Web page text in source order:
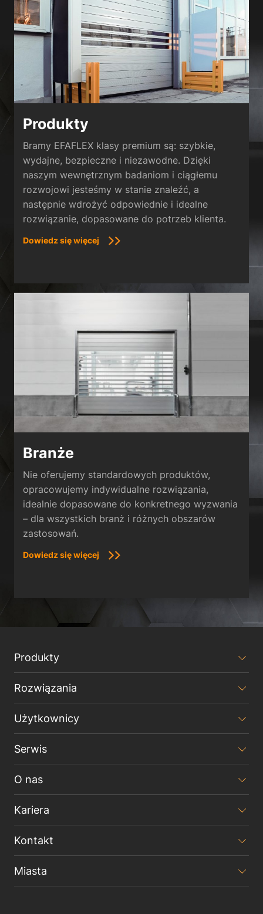
Produkty
Bramy EFAFLEX klasy premium są: szybkie,
wydajne, bezpieczne i niezawodne. Dzięki
naszym wewnętrznym badaniom i ciągłemu
rozwojowi jesteśmy w stanie znaleźć, a
następnie wdrożyć odpowiednie i idealne
rozwiązanie, dopasowane do potrzeb klienta.
Dowiedz się więcej
Branże
Nie oferujemy standardowych produktów,
opracowujemy indywidualne rozwiązania,
idealnie dopasowane do konkretnego wyzwania
– dla wszystkich branż i różnych obszarów
zastosowań.
Dowiedz się więcej
Produkty
Rozwiązania
Użytkownicy
Serwis
O nas
Kariera
Kontakt
Miasta